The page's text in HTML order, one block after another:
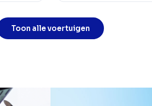
Toon alle voertuigen